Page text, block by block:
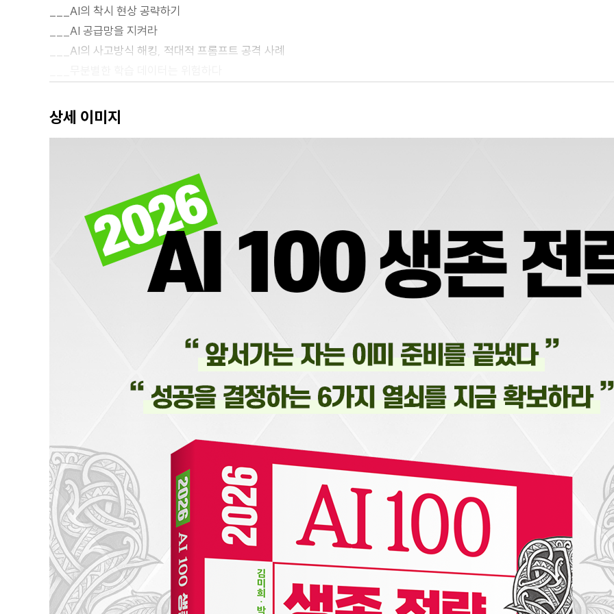
___AI의 착시 현상 공략하기
___AI 공급망을 지켜라
___AI의 사고방식 해킹, 적대적 프롬프트 공격 사례
___AI와 악성코드 결합, 해킹의 대중화를 이끌다
_딜레마를 넘어선 미래, AI 위험 관리 전략
___국가 경쟁력 확보를 위한 국가별 AI 경쟁력 강화 방안
___신뢰 가능한 AI를 통한 지속 가능한 성장 전략
_AI를 활용한 비즈니스 생존 전략
___AI 도입 시 전략적 우선순위 설정하기
___데이터 기반의 의사결정 체계 구축하기
___AI 보안 공급망 강화를 위한 조직의 비즈니스 라이프사이클 이해하기
___지속 가능한 AI 비즈니스 생태계 구축하기
03장. Horizons of Authorship : AI 생성물 저작권의 새로운 지평
_AI를 이용한 콘텐츠 생성 시대
___생성형 AI를 사용한 창작 현황
_창작의 본질을 담은 저작물 활용 전략
___아이디어/표현 이분법을 활용한 기준 세우기
___AI 생성물 관련 소송이 이어진다
___AI 저작물에 기여했는가?
___AI 생성물에 대한 그밖의 논점 더보기
_AI 생성물에 대한 기술적 생존 전략 마련하기
_AI와 공동 작업 시대의 생존 방정식
___엔진 : 더 투명한 AI 채택하기
___제어 : 방향성 주입하기
상세 이미지